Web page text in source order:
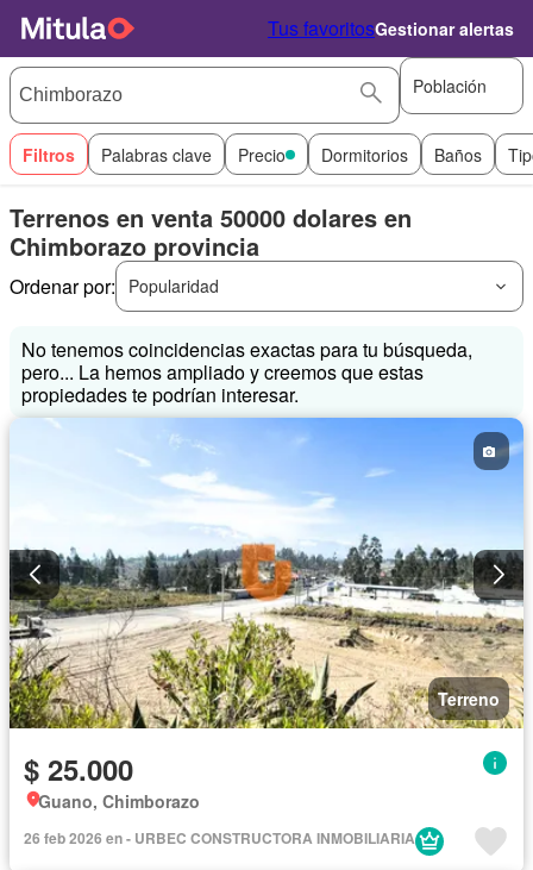
Tus favoritosGestionar alertas
Población
Filtros Palabras clave Precio Dormitorios Baños
Terrenos en venta 50000 dolares en
Chimborazo provincia
Ordenar por: Popularidad
No tenemos coincidencias exactas para tu búsqueda,
pero... La hemos ampliado y creemos que estas
propiedades te podrían interesar.
Terreno
$ 25.000
Guano, Chimborazo
26 feb 2026 en - URBEC CONSTRUCTORA INMOBILIARIA